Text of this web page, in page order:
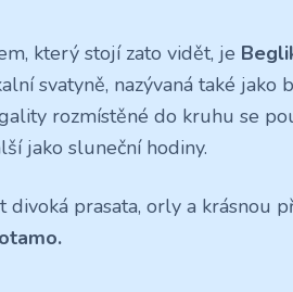
který stojí zato vidět, je
svatyně, nazývaná také jako
rozmístěné do kruhu se
jako sluneční hodiny.
divoká prasata, orly a krásnou